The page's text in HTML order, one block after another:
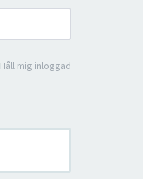
Håll mig inloggad